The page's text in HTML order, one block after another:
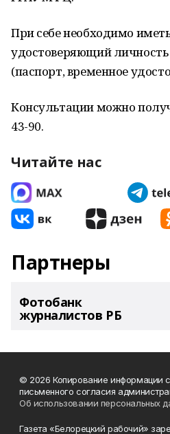
При себе необходимо
удостоверяющий
(паспорт, временное
Консультации можно
43-90.
Читайте нас
Партнеры
Фотобанк
журналистов РБ
© 2026 Копирование информации
письменного согласия
Об использовании персональных
Газета «Белорецкий рабочий»